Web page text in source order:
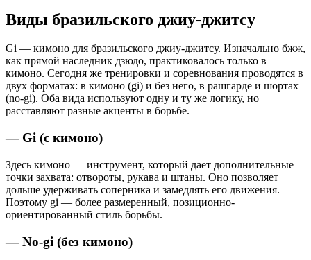
Виды бразильского джиу-джитсу
Gi — кимоно для бразильского джиу-джитсу. Изначально бжж,
как прямой наследник дзюдо, практиковалось только в
кимоно. Сегодня же тренировки и соревнования проводятся в
двух форматах: в кимоно (gi) и без него, в рашгарде и шортах
(no-gi). Оба вида используют одну и ту же логику, но
расставляют разные акценты в борьбе.
— Gi (с кимоно)
Здесь кимоно — инструмент, который дает дополнительные
точки захвата: отвороты, рукава и штаны. Оно позволяет
дольше удерживать соперника и замедлять его движения.
Поэтому gi — более размеренный, позиционно-
ориентированный стиль борьбы.
— No-gi (без кимоно)